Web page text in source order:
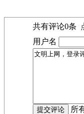
共有评论0条
用户名
所